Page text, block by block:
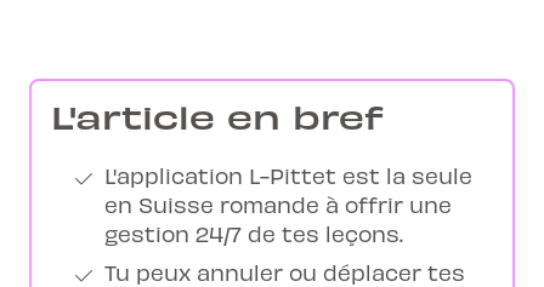
L'article en bref
L'application L-Pittet est la seule
en Suisse romande à offrir une
gestion 24/7 de tes leçons.
Tu peux annuler ou déplacer tes